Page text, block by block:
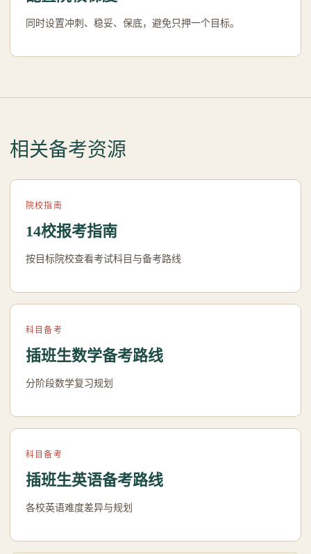
同时设置冲刺、稳妥、保底，避免只押一个目标。
相关备考资源
院校指南
14校报考指南
按目标院校查看考试科目与备考路线
科目备考
插班生数学备考路线
分阶段数学复习规划
科目备考
插班生英语备考路线
各校英语难度差异与规划